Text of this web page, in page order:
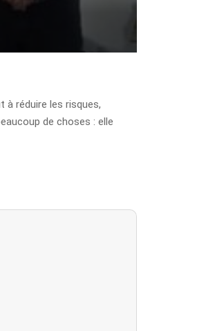
à réduire les risques,
de choses : elle